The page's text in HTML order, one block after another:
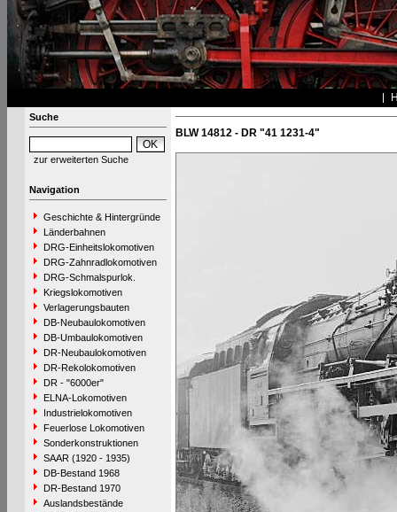
Suche
zur erweiterten Suche
Navigation
Geschichte & Hintergründe
Länderbahnen
DRG-Einheitslokomotiven
DRG-Zahnradlokomotiven
DRG-Schmalspurlok.
Kriegslokomotiven
Verlagerungsbauten
DB-Neubaulokomotiven
DB-Umbaulokomotiven
DR-Neubaulokomotiven
DR-Rekolokomotiven
DR - "6000er"
ELNA-Lokomotiven
Industrielokomotiven
Feuerlose Lokomotiven
Sonderkonstruktionen
SAAR (1920 - 1935)
DB-Bestand 1968
DR-Bestand 1970
Auslandsbestände
BLW 14812 - DR "41 1231-4"